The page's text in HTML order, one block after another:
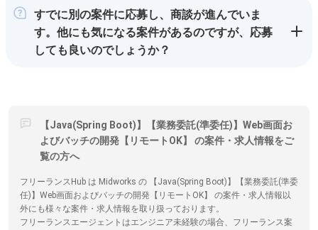
すでに別の案件に応募し、商談が進んでいま
す。他にも気になる案件があるのですが、応募
しても良いのでしょうか？
【Java(Spring Boot)】【業務委託(準委任)】Web画面お
よびバッチの開発【リモートOK】 の案件・求人情報をご
覧の方へ
フリーランスHub は Midworks の 【Java(Spring Boot)】【業務委託(準委
任)】Web画面およびバッチの開発【リモートOK】 の案件・求人情報以
外にも様々な案件・求人情報を取り扱っております。
フリーランスエージェントはエンジニア未経験の場合、フリーランス案